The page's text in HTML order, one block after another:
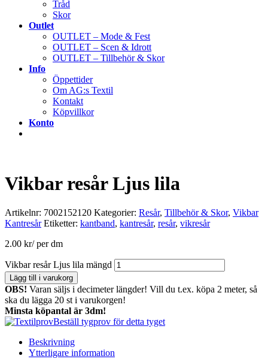
Tråd
Skor
Outlet
OUTLET – Mode & Fest
OUTLET – Scen & Idrott
OUTLET – Tillbehör & Skor
Info
Öppettider
Om AG:s Textil
Kontakt
Köpvillkor
Konto
Vikbar resår Ljus lila
Artikelnr: 7002152120 Kategorier: Resår, Tillbehör & Skor, Vikbar
Kantresår Etiketter: kantband, kantresår, resår, vikresår
2.00 kr/ per dm
Vikbar resår Ljus lila mängd
Lägg till i varukorg
OBS! Varan säljs i decimeter längder! Vill du t.ex. köpa 2 meter, så
ska du lägga 20 st i varukorgen!
Minsta köpantal är 3dm!
Beställ tygprov för detta tyget
Beskrivning
Ytterligare information